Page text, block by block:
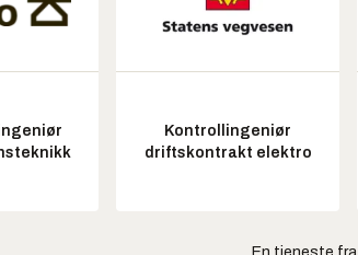
Kontrollingeniør
driftskontrakt elektro